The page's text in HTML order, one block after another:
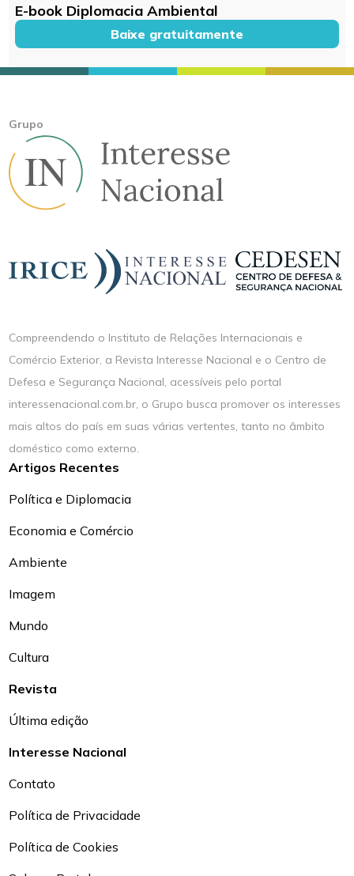
E-book Diplomacia Ambiental
Baixe gratuitamente
Grupo
Compreendendo o Instituto de Relações Internacionais e
Comércio Exterior, a Revista Interesse Nacional e o Centro de
Defesa e Segurança Nacional, acessíveis pelo portal
interessenacional.com.br, o Grupo busca promover os interesses
mais altos do país em suas várias vertentes, tanto no âmbito
doméstico como externo.
Artigos Recentes
Política e Diplomacia
Economia e Comércio
Ambiente
Imagem
Mundo
Cultura
Revista
Última edição
Interesse Nacional
Contato
Política de Privacidade
Política de Cookies